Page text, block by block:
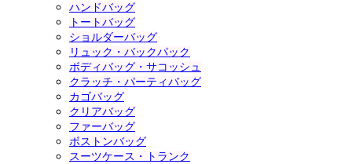
ハンドバッグ
トートバッグ
ショルダーバッグ
リュック・バックパック
ボディバッグ・サコッシュ
クラッチ・パーティバッグ
カゴバッグ
クリアバッグ
ファーバッグ
ボストンバッグ
スーツケース・トランク